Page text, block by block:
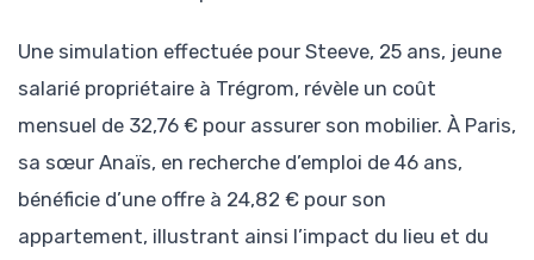
Une simulation effectuée pour Steeve, 25 ans, jeune
salarié propriétaire à Trégrom, révèle un coût
mensuel de 32,76 € pour assurer son mobilier. À Paris,
sa sœur Anaïs, en recherche d’emploi de 46 ans,
bénéficie d’une offre à 24,82 € pour son
appartement, illustrant ainsi l’impact du lieu et du